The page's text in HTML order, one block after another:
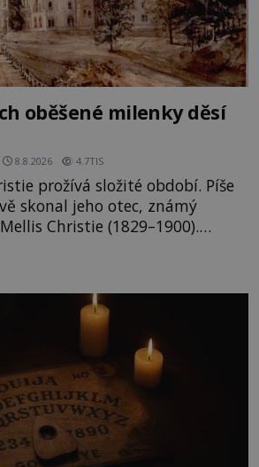
oběšené milenky děsí
8.8.2026 4.7TIS
prožívá složité období. Píše
skonal jeho otec, známý
Christie (1829–1900).
ale doprovázena ohromným
by jen tak někoho